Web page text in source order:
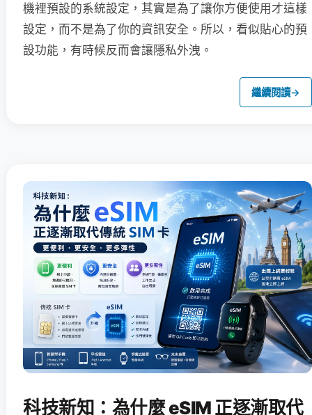
機裡預設的系統設定，其實是為了讓你方便使用才這樣
設定，而不是為了你的資訊安全。所以，看似貼心的預
設功能，有時候反而會讓隱私外洩。
繼續閱讀→
科技新知：為什麼 eSIM 正逐漸取代